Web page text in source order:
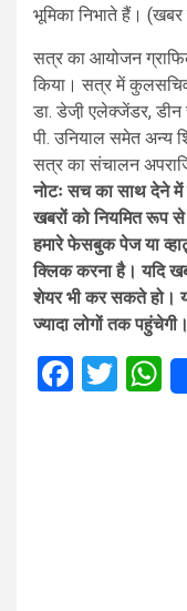
भूमिका निभाते हैं।
सत्र का आयोजन
किया। सत्र में
डा. डेजी़ एलेक्जेंडर, डीन
पी. उनियाल समेत अन्य
सत्र का संचालन
नोटः सच का साथ देने में
खबरों को नियमित रूप
हमारे फेसबुक पेज या
क्लिक करना है। यदि
शेयर भी कर सकते हो।
ज्यादा लोगों तक